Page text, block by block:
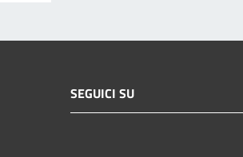
SEGUICI SU